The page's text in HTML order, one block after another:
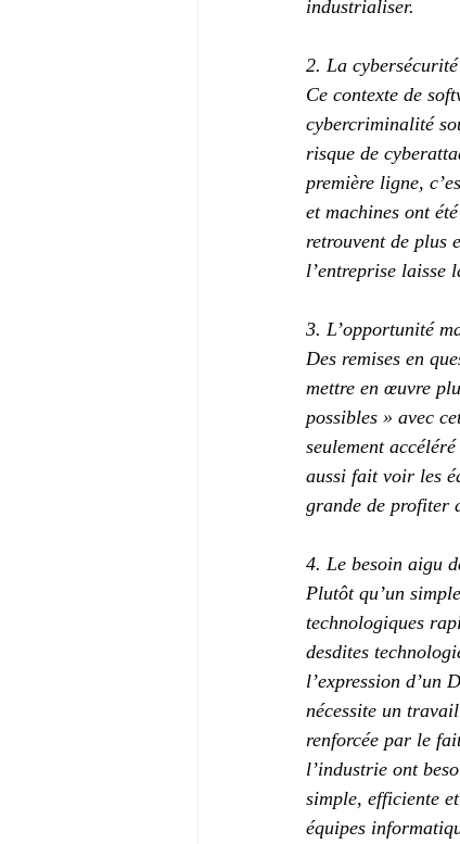
industrialiser.
2. La
Ce contexte de
cybercriminalité
risque de
première ligne,
et machines ont
retrouvent de plus
l’entreprise laisse
3. L’opportunité
Des remises en
mettre en œuvre
possibles » avec
seulement
aussi fait voir les
grande de profiter
4. Le besoin aigu
Plutôt qu’un
technologiques
desdites
l’expression d’un
nécessite un
renforcée par le
l’industrie ont
simple, efficiente
équipes